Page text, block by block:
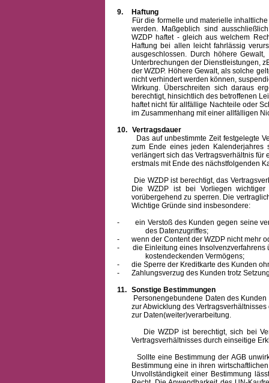
9.
Haftung
Für die formelle und materielle
werden. Maßgeblich sind
WZDP haftet - gleich aus welchem
Haftung bei allen leicht fahrlässig
ausgeschlossen. Durch höhere
Unterbrechungen der Dienstleistungen,
der WZDP. Höhere Gewalt, als solche
nicht verhindert werden können,
Wirkung. Überschreiten sich daraus
berechtigt, hinsichtlich des betroffenen
haftet nicht für allfällige Nachteile oder
im Zusammenhang mit einer allfälligen
10. Vertragsdauer
Das auf unbestimmte Zeit festgelegte
zum Ende eines jeden Kalenderjahres
verlängert sich das Vertragsverhältnis
erstmals mit Ende des nächstfolgenden
Die WZDP ist berechtigt, das
Die WZDP ist bei Vorliegen
vorübergehend zu sperren. Die
Wichtige Gründe sind insbesondere:
-
ein Verstoß des Kunden gegen seine
des Datenzugriffes;
-
wenn der Content der WZDP nicht mehr
-
die Einleitung eines
kostendeckenden Vermögens;
-
die Sperre der Kreditkarte des Kunden
-
Zahlungsverzug des Kunden trotz
11. Sonstige Bestimmungen
Personengebundene Daten des Kunden
zur Abwicklung des
zur Daten(weiter)verarbeitung.
Die WZDP ist berechtigt, sich bei
Vertragsverhältnisses durch einseitige
Sollte eine Bestimmung der AGB
Bestimmung eine in ihren
Unvollständigkeit einer Bestimmung